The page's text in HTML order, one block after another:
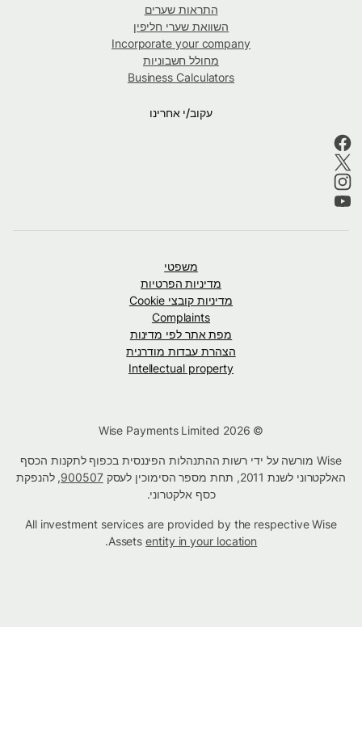
התראות שערים
השוואת שערי חליפין
Incorporate your company
מחולל חשבוניות
Business Calculators
עקוב/י אחרינו
משפטי
מדיניות הפרטיות
מדיניות קובצי Cookie
Complaints
מפת אתר לפי מדינות
הצהרת עבדות מודרנית
Intellectual property
Wise מורשה על ידי רשות ההתנהלות הפיננסית בכפוף לתקנות הכסף
האלקטרוני לשנת 2011, תחת מספר הסימוכין לעסק
900507, להנפקת
כסף אלקטרוני.
All investment services are provided by the respective Wise
Assetsentity in your location
.